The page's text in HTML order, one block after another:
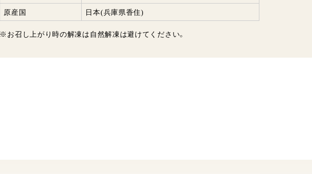
原産国
日本(兵庫県香住)
※お召し上がり時の解凍は自然解凍は避けてください。